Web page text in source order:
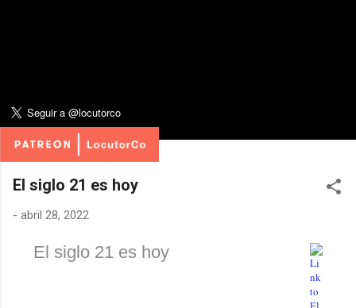
El siglo 21 es hoy
- abril 28, 2022
El siglo 21 es hoy